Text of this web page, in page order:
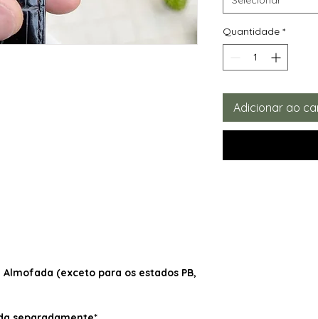
(exceto para os estados PB,
Quantidade *
Adicionar ao